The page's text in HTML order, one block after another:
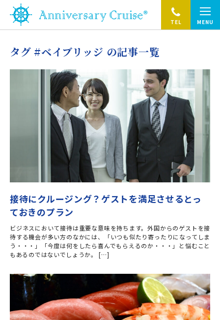
TEL MENU
タグ #ベイブリッジ の記事一覧
接待にクルージング？ゲストを満足させるとっ
ておきのプラン
ビジネスにおいて接待は重要な意味を持ちます。外国からのゲストを接
待する機会が多い方のなかには、「いつも似たり寄ったりになってしま
う・・・」「今度は何をしたら喜んでもらえるのか・・・」と悩むこと
もあるのではないでしょうか。 […]